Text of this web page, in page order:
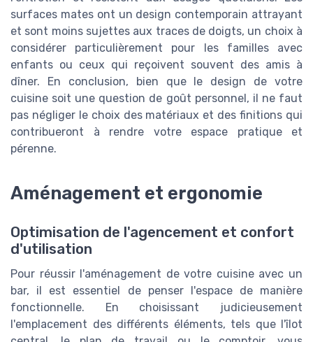
surfaces mates ont un design contemporain attrayant
et sont moins sujettes aux traces de doigts, un choix à
considérer particulièrement pour les familles avec
enfants ou ceux qui reçoivent souvent des amis à
dîner. En conclusion, bien que le design de votre
cuisine soit une question de goût personnel, il ne faut
pas négliger le choix des matériaux et des finitions qui
contribueront à rendre votre espace pratique et
pérenne.
Aménagement et ergonomie
Optimisation de l'agencement et confort
d'utilisation
Pour réussir l'aménagement de votre cuisine avec un
bar, il est essentiel de penser l'espace de manière
fonctionnelle. En choisissant judicieusement
l'emplacement des différents éléments, tels que l'îlot